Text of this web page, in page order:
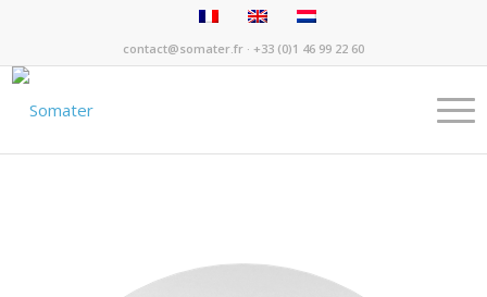
contact@somater.fr · +33 (0)1 46 99 22 60